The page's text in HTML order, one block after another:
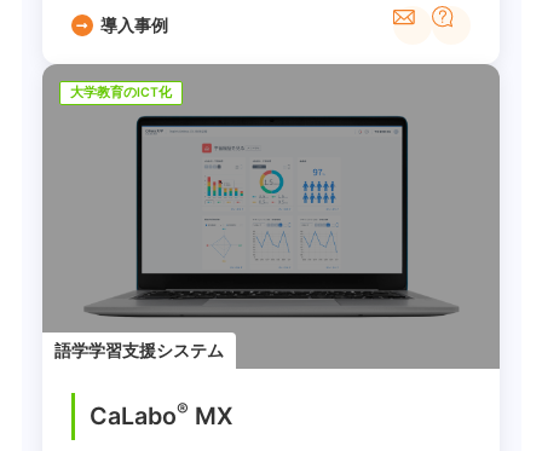
導入事例
大学教育のICT化
語学学習支援システム
CaLabo® MX